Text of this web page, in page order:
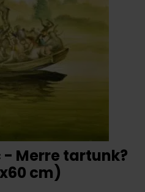
- Merre tartunk?
cm)